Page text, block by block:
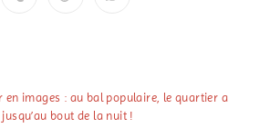
en images : au bal populaire, le quartier a
bout de la nuit !